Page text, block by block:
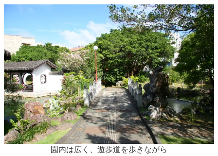
園内は広く、遊歩道を歩きながら